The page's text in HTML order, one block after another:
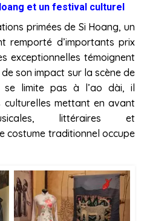
et un festival culturel
primées de Si Hoang, un
remporté d’importants prix
exceptionnelles témoignent
son impact sur la scène de
se limite pas à l’ao dài, il
culturelles mettant en avant
littéraires et
costume traditionnel occupe